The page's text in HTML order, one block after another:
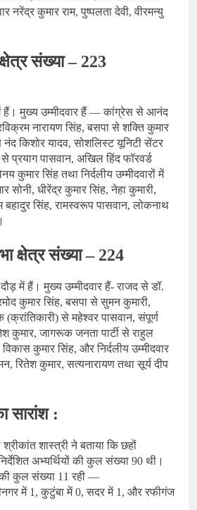
नरेंद्र कुमार राम, पुष्पलता देवी, वीरमन्यु
संख्या – 223
में हैं। मुख्य उम्मीदवार हैं — कांग्रेस से आनंद
नारायण सिंह, बसपा से शक्ति कुमार
नंद किशोर यादव, सोशलिस्ट यूनिटी सेंटर
प्रयाग पासवान, अखिल हिंद फॉरवर्ड
कुमार सिंह तथा निर्दलीय उम्मीदवारों में
सोनी, धीरेंद्र कुमार सिंह, नेहा कुमारी,
बहादुर सिंह, रामस्वरूप पासवान, लोकनाथ
क्षेत्र संख्या – 224
में हैं। मुख्य उम्मीदवार हैं- राजद से डॉ.
कुमार सिंह, बसपा से सुमन कुमारी,
(क्रांतिकारी) से महेश्वर पासवान, संपूर्ण
कुमार, जागरूक जनता पार्टी से राहुल
कुमार सिंह, और निर्दलीय उम्मीदवार
रितेश कुमार, सत्यनारायण तथा सूर्य दीप
सारांश :
श्रीकांत शास्त्री ने बताया कि छहों
अभ्यर्थियों की कुल संख्या 90 थी।
कुल संख्या 11 रही —
में 1, कुटुंबा में 0, सदर में 1, और रफीगंज